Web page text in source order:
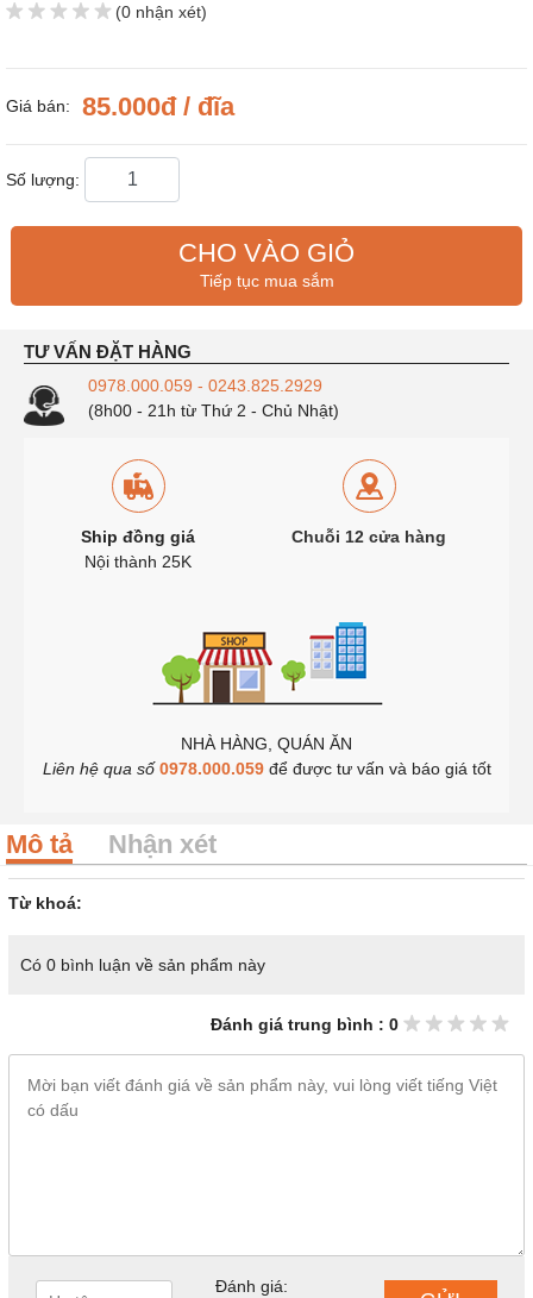
(0 nhận xét)
Giá bán: 85.000đ / đĩa
Số lượng:
CHO VÀO GIỎ
Tiếp tục mua sắm
TƯ VẤN ĐẶT HÀNG
0978.000.059 - 0243.825.2929
(8h00 - 21h từ Thứ 2 - Chủ Nhật)
Ship đồng giá
Nội thành 25K
Chuỗi 12 cửa hàng
NHÀ HÀNG, QUÁN ĂN
Liên hệ qua số 0978.000.059để được tư vấn và báo giá tốt
Mô tả Nhận xét
Từ khoá:
Có 0 bình luận về sản phẩm này
Đánh giá trung bình : 0
Đánh giá: